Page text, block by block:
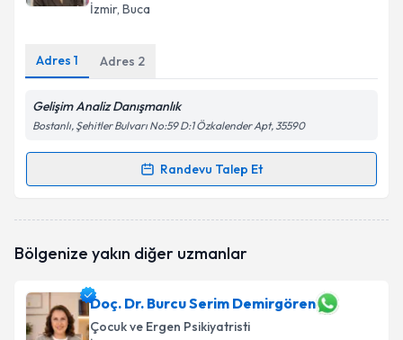
İzmir, Buca
Adres 1 Adres 2
Gelişim Analiz Danışmanlık
Bostanlı, Şehitler Bulvarı No:59 D:1 Özkalender Apt, 35590
Randevu Talep Et
Randevu Takvimi Talebi
randevu takvimi talebi oluşturun. Size bu uzmandan
posta ile bilgilendireceğiz.
E-posta Adresiniz
Bölgenize yakın diğer uzmanlar
Doç. Dr. Burcu Serim Demirgören
Çocuk ve Ergen Psikiyatristi